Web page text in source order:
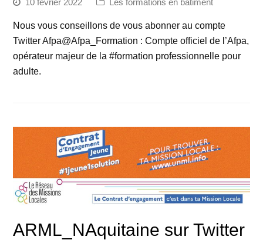
10 février 2022 Les formations en bâtiment
Nous vous conseillons de vous abonner au compte
Twitter Afpa@Afpa_Formation : Compte officiel de l’Afpa,
opérateur majeur de la #formation professionnelle pour
adulte.
ARML_NAquitaine sur Twitter